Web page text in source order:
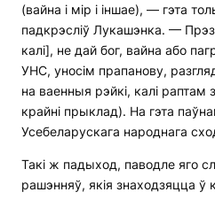
(вайна і мір і іншае), — гэта
падкрэсліў Лукашэнка. —
калі], не дай бог, вайна або
УНС, уносім прапанову,
на ваенныя рэйкі, калі раптам
крайні прыклад). На гэта
Усебеларускага народнага
Такі ж падыход, паводле яго
рашэнняў, якія знаходзяцца ў